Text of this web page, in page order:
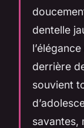
dentelle
derrière
souvient
savantes,